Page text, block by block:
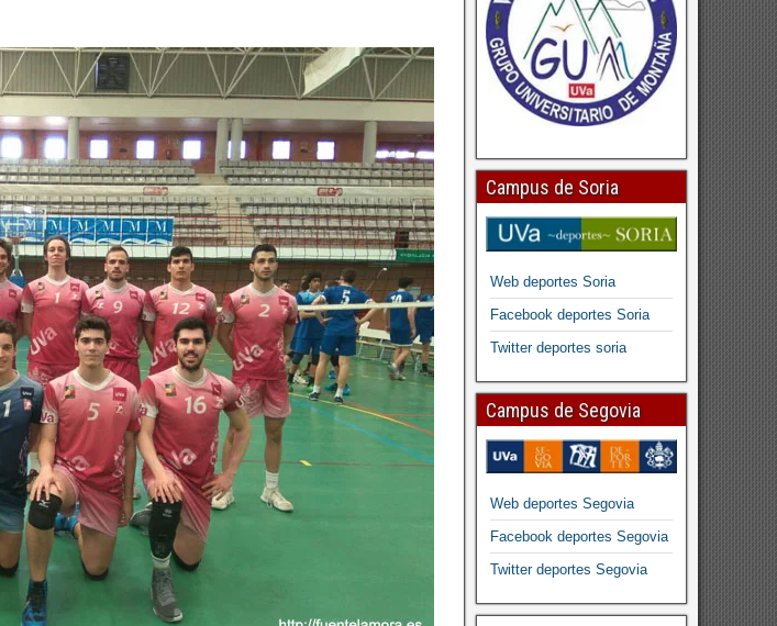
Campus de Soria
Web deportes Soria
Facebook deportes Soria
Twitter deportes soria
Campus de Segovia
Web deportes Segovia
Facebook deportes Segovia
Twitter deportes Segovia